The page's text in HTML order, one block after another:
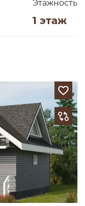
Этажность
1 этаж